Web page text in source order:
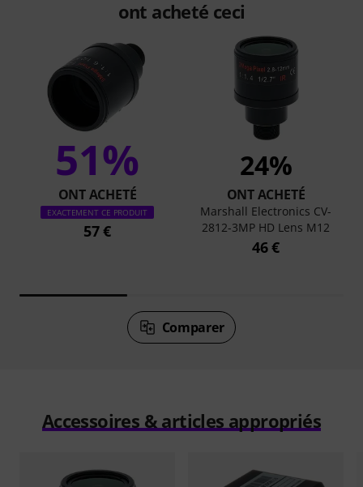
ont acheté ceci
51%
ONT ACHETÉ
EXACTEMENT CE PRODUIT
57 €
24%
ONT ACHETÉ
Marshall Electronics CV-
2812-3MP HD Lens M12
46 €
Comparer
Accessoires & articles appropriés